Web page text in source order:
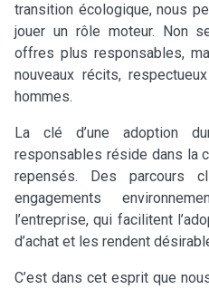
transition écologique, nous
jouer un rôle moteur. Non
offres plus responsables,
nouveaux récits,
hommes.
La clé d’une adoption
responsables réside dans la
repensés. Des parcours
engagements
l’entreprise, qui facilitent
d’achat et les rendent
C’est dans cet esprit que